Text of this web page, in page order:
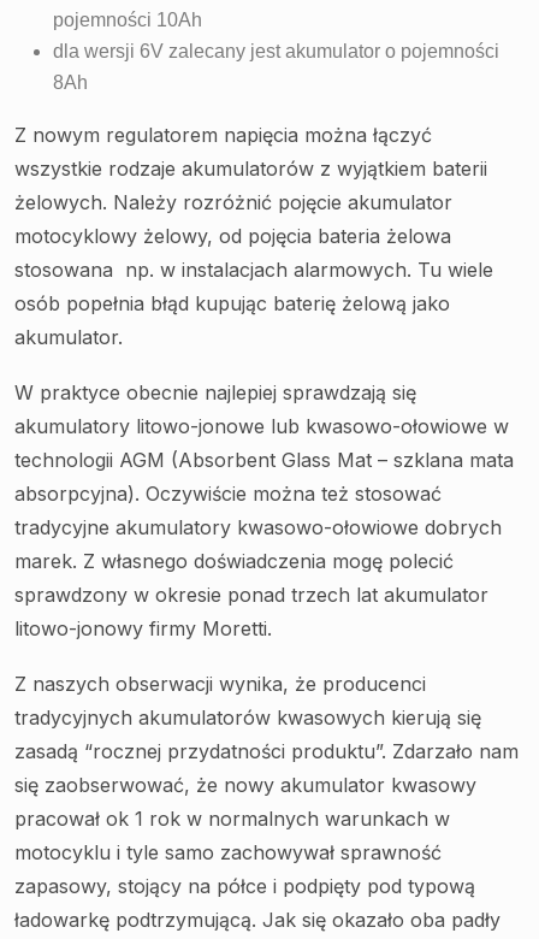
pojemności 10Ah
dla wersji 6V zalecany jest akumulator o pojemności
8Ah
Z nowym regulatorem napięcia można łączyć
wszystkie rodzaje akumulatorów z wyjątkiem baterii
żelowych. Należy rozróżnić pojęcie akumulator
motocyklowy żelowy, od pojęcia bateria żelowa
stosowana np. w instalacjach alarmowych. Tu wiele
osób popełnia błąd kupując baterię żelową jako
akumulator.
W praktyce obecnie najlepiej sprawdzają się
akumulatory litowo-jonowe lub kwasowo-ołowiowe w
technologii AGM (Absorbent Glass Mat – szklana mata
absorpcyjna). Oczywiście można też stosować
tradycyjne akumulatory kwasowo-ołowiowe dobrych
marek. Z własnego doświadczenia mogę polecić
sprawdzony w okresie ponad trzech lat akumulator
litowo-jonowy firmy Moretti.
Z naszych obserwacji wynika, że producenci
tradycyjnych akumulatorów kwasowych kierują się
zasadą “rocznej przydatności produktu”. Zdarzało nam
się zaobserwować, że nowy akumulator kwasowy
pracował ok 1 rok w normalnych warunkach w
motocyklu i tyle samo zachowywał sprawność
zapasowy, stojący na półce i podpięty pod typową
ładowarkę podtrzymującą. Jak się okazało oba padły